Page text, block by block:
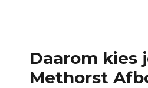
Daarom kies
Methorst